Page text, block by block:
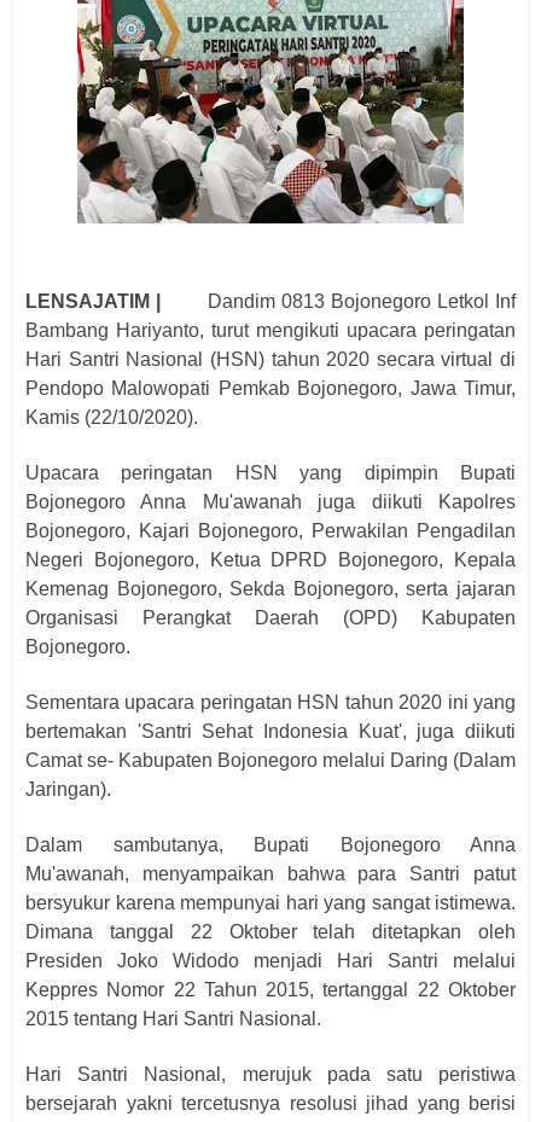
LENSAJATIM |
Dandim 0813 Bojonegoro Letkol Inf
Bambang Hariyanto, turut mengikuti upacara peringatan
Hari Santri Nasional (HSN) tahun 2020 secara virtual di
Pendopo Malowopati Pemkab Bojonegoro, Jawa Timur,
Kamis (22/10/2020).
Upacara peringatan HSN yang dipimpin Bupati
Bojonegoro Anna Mu'awanah juga diikuti Kapolres
Bojonegoro, Kajari Bojonegoro, Perwakilan Pengadilan
Negeri Bojonegoro, Ketua DPRD Bojonegoro, Kepala
Kemenag Bojonegoro, Sekda Bojonegoro, serta jajaran
Organisasi Perangkat Daerah (OPD) Kabupaten
Bojonegoro.
Sementara upacara peringatan HSN tahun 2020 ini yang
bertemakan 'Santri Sehat Indonesia Kuat', juga diikuti
Camat se- Kabupaten Bojonegoro melalui Daring (Dalam
Jaringan).
Dalam sambutanya, Bupati Bojonegoro Anna
Mu'awanah, menyampaikan bahwa para Santri patut
bersyukur karena mempunyai hari yang sangat istimewa.
Dimana tanggal 22 Oktober telah ditetapkan oleh
Presiden Joko Widodo menjadi Hari Santri melalui
Keppres Nomor 22 Tahun 2015, tertanggal 22 Oktober
2015 tentang Hari Santri Nasional.
Hari Santri Nasional, merujuk pada satu peristiwa
bersejarah yakni tercetusnya resolusi jihad yang berisi